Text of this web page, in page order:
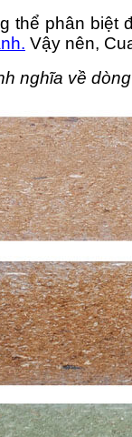
thể phân
Vậy nên,
nghĩa về